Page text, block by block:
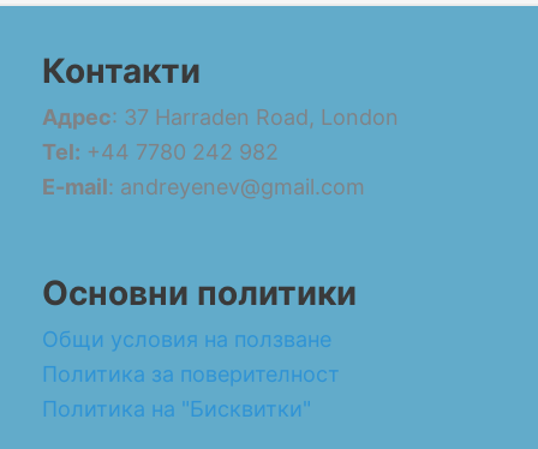
Контакти
Адрес: 37 Harraden Road, London
Tel: +44 7780 242 982
E-mail: andreyenev@gmail.com
Основни политики
Общи условия на ползване
Политика за поверителност
Политика на "Бисквитки"